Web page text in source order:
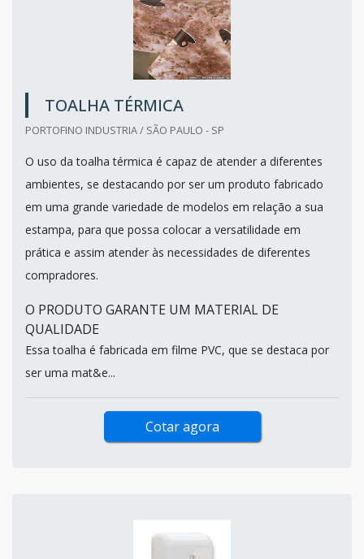
TOALHA TÉRMICA
PORTOFINO INDUSTRIA / SÃO PAULO - SP
O uso da toalha térmica é capaz de atender a diferentes
ambientes, se destacando por ser um produto fabricado
em uma grande variedade de modelos em relação a sua
estampa, para que possa colocar a versatilidade em
prática e assim atender às necessidades de diferentes
compradores.
O PRODUTO GARANTE UM MATERIAL DE
QUALIDADE
Essa toalha é fabricada em filme PVC, que se destaca por
ser uma mat&e...
Cotar agora